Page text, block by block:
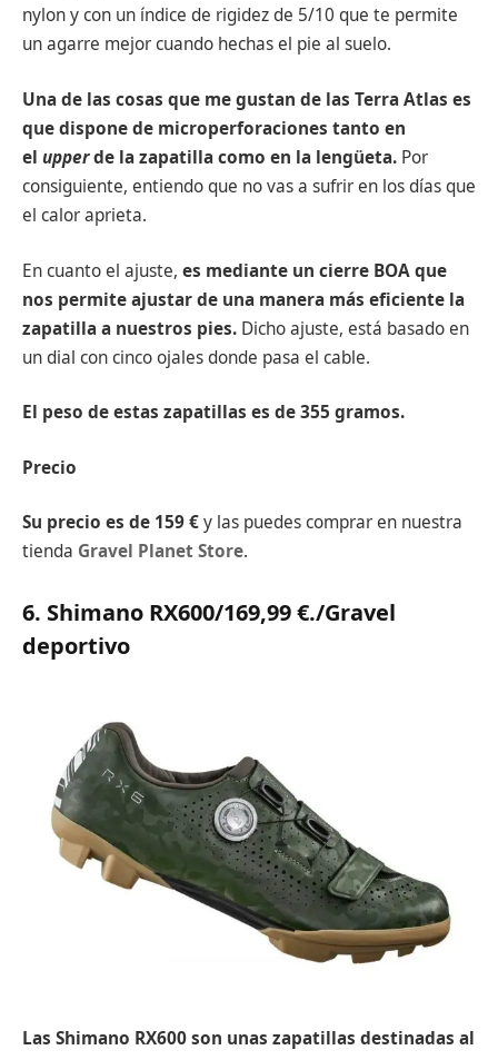
nylon y con un índice de rigidez de 5/10 que te permite
un agarre mejor cuando hechas el pie al suelo.
Una de las cosas que me gustan de las Terra Atlas es
que dispone de microperforaciones tanto en
el upperde la zapatilla como en la lengüeta. Por
consiguiente, entiendo que no vas a sufrir en los días que
el calor aprieta.
En cuanto el ajuste, es mediante un cierre BOA que
nos permite ajustar de una manera más eficiente la
zapatilla a nuestros pies. Dicho ajuste, está basado en
un dial con cinco ojales donde pasa el cable.
El peso de estas zapatillas es de 355 gramos.
Precio
Su precio es de 159 €y las puedes comprar en nuestra
tienda Gravel Planet Store.
6. Shimano RX600/169,99 €./Gravel
deportivo
Las Shimano RX600 son unas zapatillas destinadas al